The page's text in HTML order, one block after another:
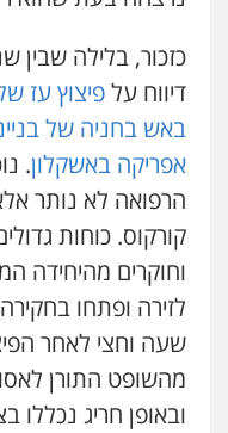
דיווח עלפיצוץ עז
באש בחניה של
אפריקה באשקלון.
הרפואה לא נותר
קורקוס. כוחות
וחוקרים מהיחידה
לזירה ופתחו
שעה וחצי לאחר
מהשופט התורן
ובאופן חריג